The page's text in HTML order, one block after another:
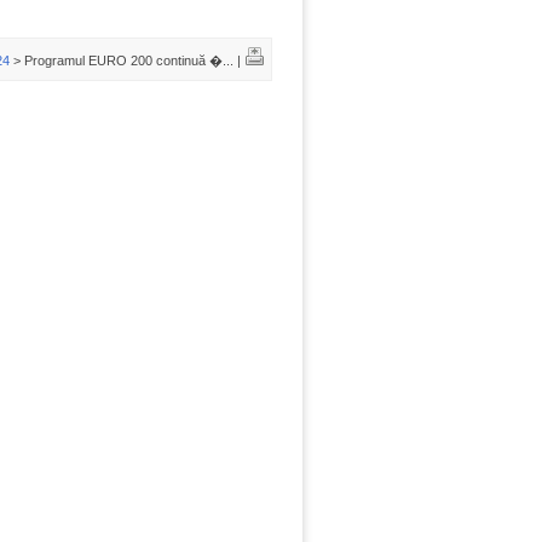
> Programul EURO 200 continuă �... |